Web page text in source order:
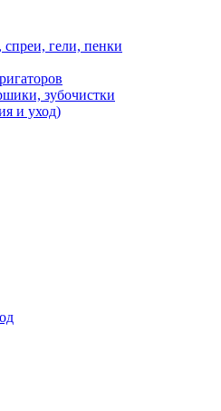
гели, пенки
зубочистки
и уход)